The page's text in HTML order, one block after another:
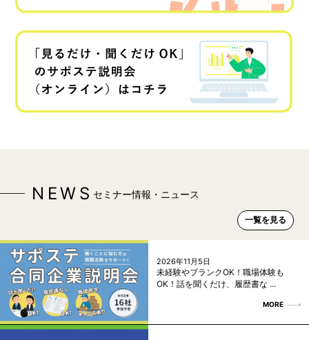
NEWS セミナー情報・ニュース
一覧を見る
2026年11月5日
未経験やブランクOK！職場体験も
OK！話を聞くだけ、履歴書な ...
MORE